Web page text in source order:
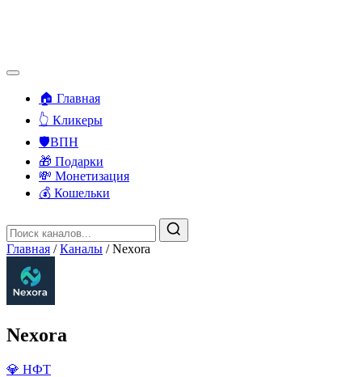
🏠 Главная
👆 Кликеры
🛡️ВПН
🎁 Подарки
💸 Монетизация
💰 Кошельки
Главная / Каналы / Nexora
Nexora
💎 НФТ